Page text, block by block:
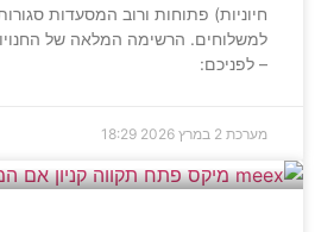
חיוניות) פתוחות ורוב המסעדות
למשלוחים. הרשימה המלאה של
– לפניכם:
מערכת 2 במרץ 2026 18:29